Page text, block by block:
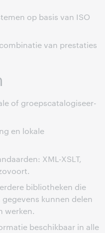
op basis van ISO
van prestaties
of groepscatalogiseer-
en lokale
XML-XSLT,
bibliotheken die
kunnen delen
werken.
beschikbaar in alle